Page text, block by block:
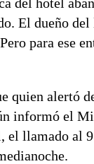
El dueño
para ese
quien alertó
informó el
el llamado al